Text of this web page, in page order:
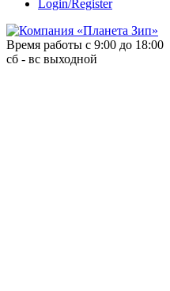
Login/Register
Время работы с 9:00 до 18:00
сб - вс выходной